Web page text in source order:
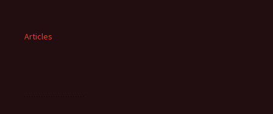
Articles